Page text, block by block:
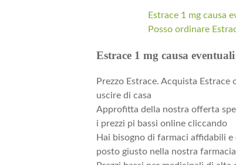
Estrace 1 mg causa
Posso ordinare
Estrace 1 mg causa
Prezzo Estrace. Acquista
uscire di casa
Approfitta della nostra offerta
i prezzi pi bassi online cliccando
Hai bisogno di farmaci affidabili
posto giusto nella nostra